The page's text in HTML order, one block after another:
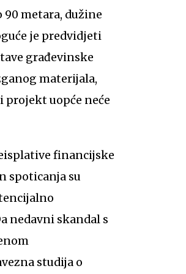
90 metara, dužine
je predvidjeti
građevinske
materijala,
uopće neće
financijske
spoticanja su
nedavni skandal s
studija o